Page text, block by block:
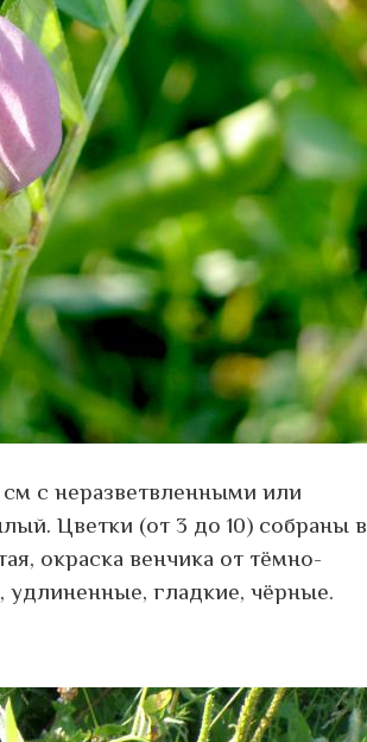
с неразветвленными или
Цветки (от 3 до 10) собраны в
окраска венчика от тёмно-
гладкие, чёрные.